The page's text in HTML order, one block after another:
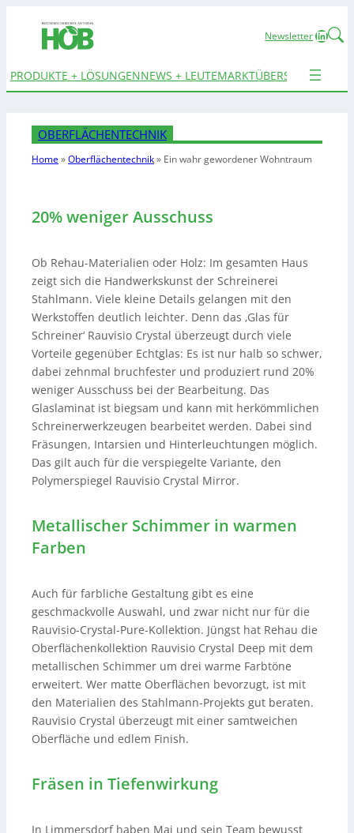
Newsletter
PRODUKTE + LÖSUNGENNEWS + LEUTEMARKTÜBERSICHTEN
OBERFLÄCHENTECHNIK
Home»Oberflächentechnik» Ein wahr gewordener Wohntraum
20% weniger Ausschuss
Ob Rehau-Materialien oder Holz: Im gesamten Haus
zeigt sich die Handwerkskunst der Schreinerei
Stahlmann. Viele kleine Details gelangen mit den
Werkstoffen deutlich leichter. Denn das ‚Glas für
Schreiner‘ Rauvisio Crystal überzeugt durch viele
Vorteile gegenüber Echtglas: Es ist nur halb so schwer,
dabei zehnmal bruchfester und produziert rund 20%
weniger Ausschuss bei der Bearbeitung. Das
Glaslaminat ist biegsam und kann mit herkömmlichen
Schreinerwerkzeugen bearbeitet werden. Dabei sind
Fräsungen, Intarsien und Hinterleuchtungen möglich.
Das gilt auch für die verspiegelte Variante, den
Polymerspiegel Rauvisio Crystal Mirror.
Metallischer Schimmer in warmen
Farben
Auch für farbliche Gestaltung gibt es eine
geschmackvolle Auswahl, und zwar nicht nur für die
Rauvisio-Crystal-Pure-Kollektion. Jüngst hat Rehau die
Oberflächenkollektion Rauvisio Crystal Deep mit dem
metallischen Schimmer um drei warme Farbtöne
erweitert. Wer matte Oberflächen bevorzugt, ist mit
den Materialien des Stahlmann-Projekts gut beraten.
Rauvisio Crystal überzeugt mit einer samtweichen
Oberfläche und edlem Finish.
Fräsen in Tiefenwirkung
In Limmersdorf haben Mai und sein Team bewusst